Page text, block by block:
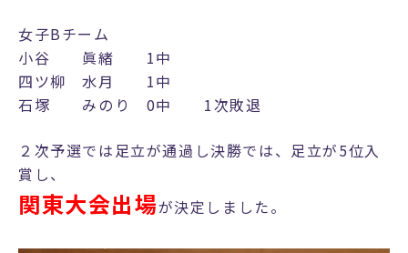
女子Bチーム
小谷 眞緒 1中
四ツ柳 水月 1中
石塚 みのり 0中 1次敗退
２次予選では足立が通過し決勝では、足立が5位入
賞し、
関東大会出場が決定しました。